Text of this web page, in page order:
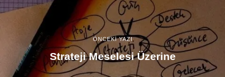
ÖNCEKİ YAZI
Strateji Meselesi Üzerine